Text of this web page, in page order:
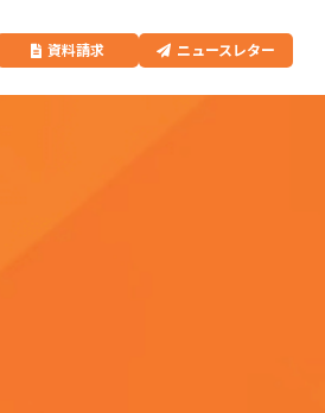
資料請求 ニュースレター